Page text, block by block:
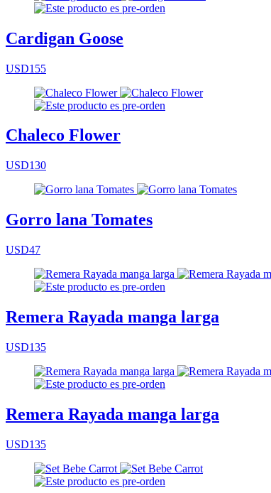
Cardigan Goose
USD155
Chaleco Flower
USD130
Gorro lana Tomates
USD47
Remera Rayada manga larga
USD135
Remera Rayada manga larga
USD135